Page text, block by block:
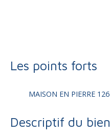
Les points forts
Descriptif du bien